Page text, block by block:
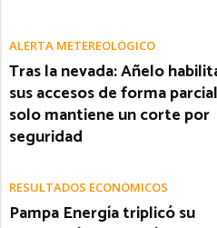
ALERTA METEREOLÓGICO
Tras la nevada: Añelo
sus accesos de forma
solo mantiene un corte por
seguridad
RESULTADOS ECONÓMICOS
Pampa Energía triplicó su